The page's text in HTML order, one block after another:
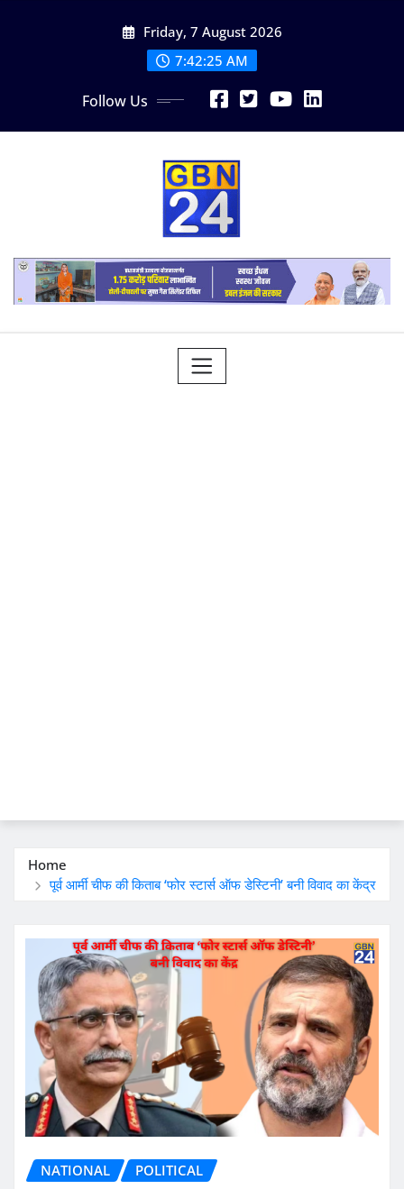
Friday, 7 August 2026
7:42:26 AM
Follow Us
Home
पूर्व आर्मी चीफ की किताब ‘फोर स्टार्स ऑफ डेस्टिनी’ बनी विवाद का केंद्र
NATIONAL POLITICAL